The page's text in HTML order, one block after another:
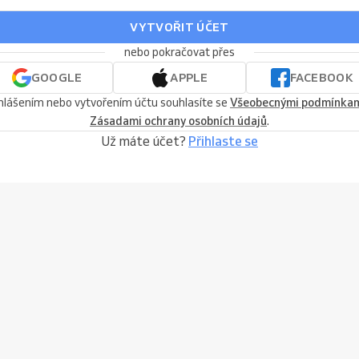
VYTVOŘIT ÚČET
nebo pokračovat přes
GOOGLE
APPLE
FACEBOOK
nebo vytvořením účtu souhlasíte se Všeobecnými
Zásadami ochrany osobních údajů.
Už máte účet? Přihlaste se